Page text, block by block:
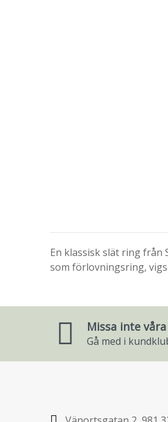
En klassisk slät ring från
som förlovningsring,
Missa inte
Gå med i